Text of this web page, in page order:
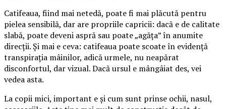
Catifeaua, fiind mai netedă, poate fi mai plăcută pentru
pielea sensibilă, dar are propriile capricii: dacă e de calitate
slabă, poate deveni aspră sau poate „agăța” în anumite
direcții. Și mai e ceva: catifeaua poate scoate în evidență
transpirația mâinilor, adică urmele, nu neapărat
disconfortul, dar vizual. Dacă ursul e mângâiat des, vei
vedea asta.
La copii mici, important e și cum sunt prinse ochii, nasul,